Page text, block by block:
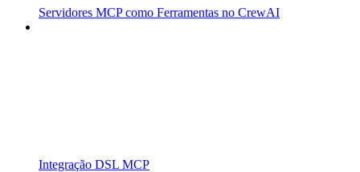
Servidores MCP como Ferramentas no CrewAI
Integração DSL MCP